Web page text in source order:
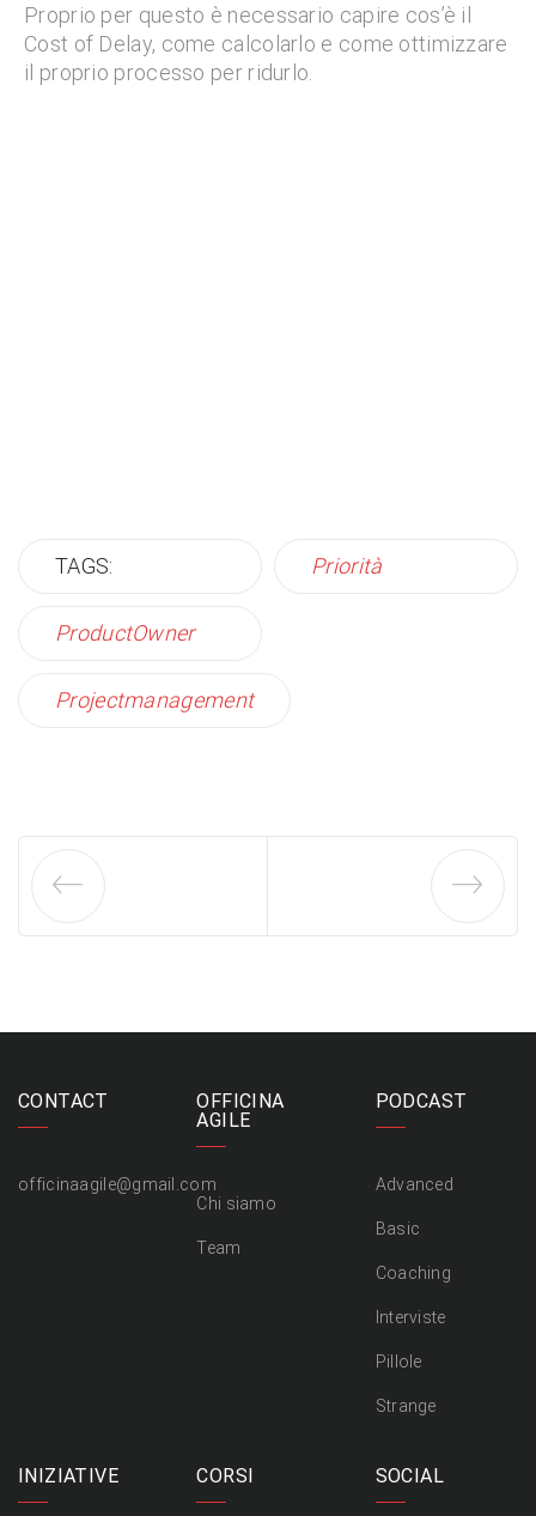
Proprio per questo è necessario capire cos’è il
Cost of Delay, come calcolarlo e come ottimizzare
il proprio processo per ridurlo.
TAGS: Priorità
ProductOwner
Projectmanagement
CONTACT
officinaagile@gmail.com
OFFICINA
AGILE
Chi siamo
Team
PODCAST
Advanced
Basic
Coaching
Interviste
Pillole
Strange
INIZIATIVE CORSI SOCIAL